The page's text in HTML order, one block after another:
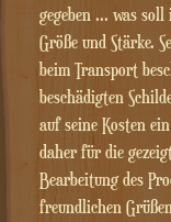
gegeben ... was
Größe und Stärke.
beim Transport
beschädigten
auf seine Kosten
daher für die
Bearbeitung des
freundlichen